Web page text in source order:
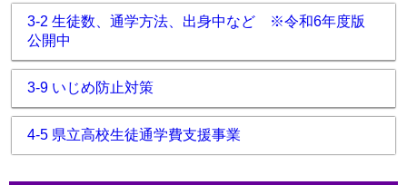
3-2 生徒数、通学方法、出身中など ※令和6年度版
公開中
3-9 いじめ防止対策
4-5 県立高校生徒通学費支援事業